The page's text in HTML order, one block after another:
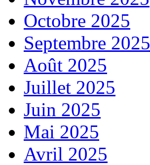
Octobre 2025
Septembre 2025
Août 2025
Juillet 2025
Juin 2025
Mai 2025
Avril 2025